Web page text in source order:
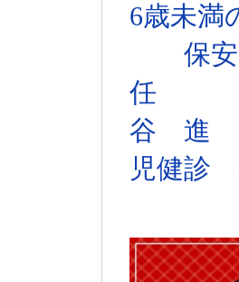
6歳未満
保安
任 た
谷 進
児健診